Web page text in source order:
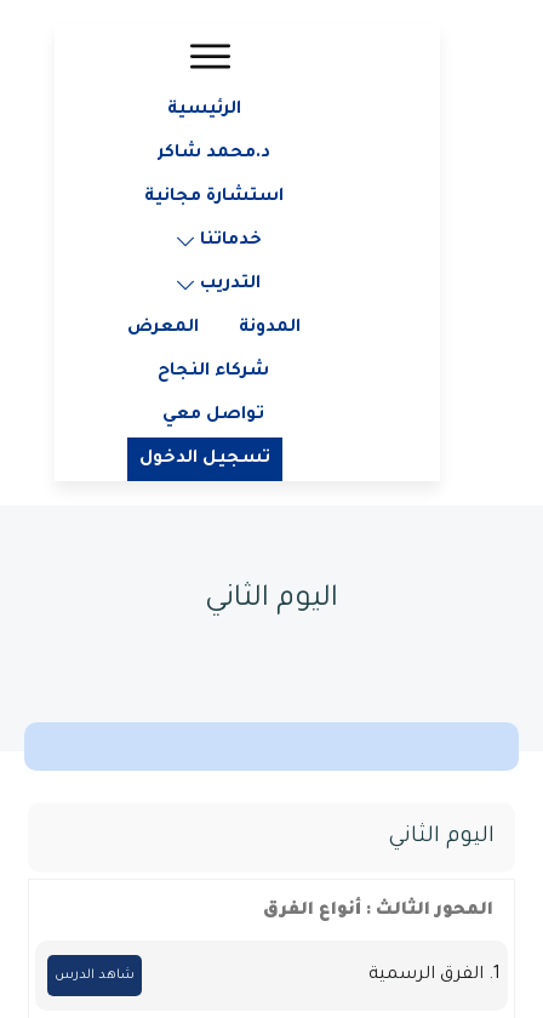
الرئيسية
د.محمد شاكر
استشارة مجانية
خدماتنا
التدريب
المدونة المعرض
شركاء النجاح
تواصل معي
تسجيل الدخول
اليوم الثاني
اليوم الثاني
المحور الثالث : أنواع الفرق
شاهد الدرس